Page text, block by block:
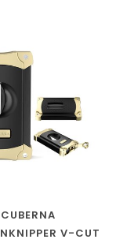
CUBERNA
V-CUT